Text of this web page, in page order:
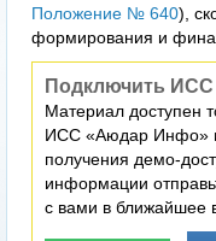
Положение № 640),
формирования и
Подключить
Материал доступен
ИСС «Аюдар Инфо»
получения демо-
информации
с вами в ближайшее